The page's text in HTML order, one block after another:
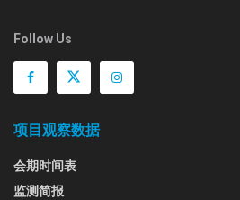
Follow Us
项目观察数据
会期时间表
监测简报